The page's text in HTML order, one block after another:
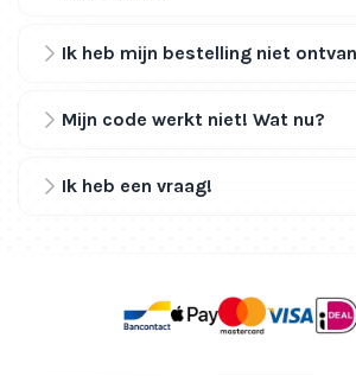
Ik heb mijn bestelling niet
Mijn code werkt niet! Wat nu?
Ik heb een vraag!